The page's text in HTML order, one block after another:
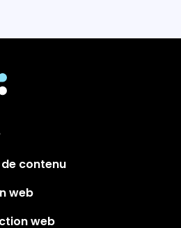
contenu
web
web